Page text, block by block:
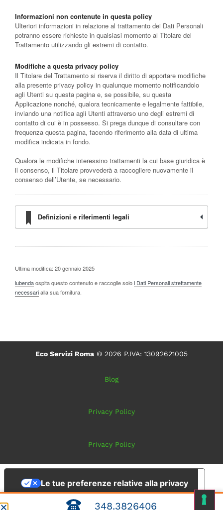
Informazioni non contenute in questa policy
Ulteriori informazioni in relazione al trattamento dei Dati Personali
potranno essere richieste in qualsiasi momento al Titolare del
Trattamento utilizzando gli estremi di contatto.
Modifiche a questa privacy policy
Il Titolare del Trattamento si riserva il diritto di apportare modifiche
alla presente privacy policy in qualunque momento notificandolo
agli Utenti su questa pagina e, se possibile, su questa
Applicazione nonché, qualora tecnicamente e legalmente fattibile,
inviando una notifica agli Utenti attraverso uno degli estremi di
contatto di cui è in possesso. Si prega dunque di consultare con
frequenza questa pagina, facendo riferimento alla data di ultima
modifica indicata in fondo.
Qualora le modifiche interessino trattamenti la cui base giuridica è
il consenso, il Titolare provvederà a raccogliere nuovamente il
consenso dell’Utente, se necessario.
Definizioni e riferimenti legali
Ultima modifica: 20 gennaio 2025
iubendaospita questo contenuto e raccoglie soloi Dati Personali strettamente
necessarialla sua fornitura.
Eco Servizi Roma © 2026 P.IVA: 13092621005
Blog
Privacy Policy
Privacy Policy
348.3826406
Informativa sulla raccolta
Le tue preferenze relative alla privacy